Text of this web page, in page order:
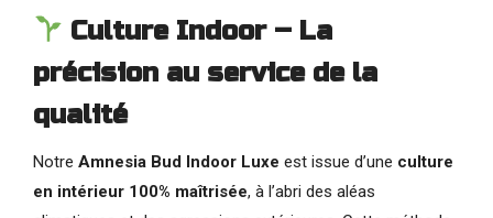
Culture Indoor – La
précision au service de la
qualité
Notre Amnesia Bud Indoor Luxe est issue d’une culture
en intérieur 100% maîtrisée, à l’abri des aléas